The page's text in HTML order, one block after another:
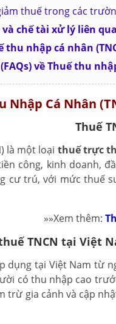
thuế trong các
chế tài xử lý liên
thu nhập cá nhân
về Thuế thu
Nhập Cá Nhân
Thuế
là một loại thuế trực
công, kinh doanh,
cư trú, với mức thuế
»»Xem thêm:
TNCN tại Việt
dụng tại Việt Nam từ
có thu nhập cao
trừ gia cảnh và cập